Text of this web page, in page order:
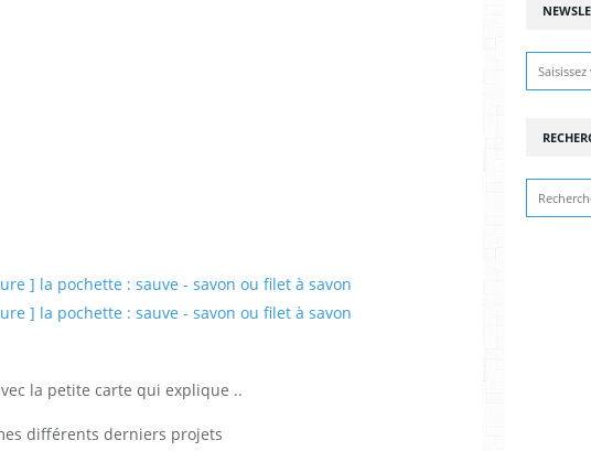
la petite carte qui explique ..
différents derniers projets